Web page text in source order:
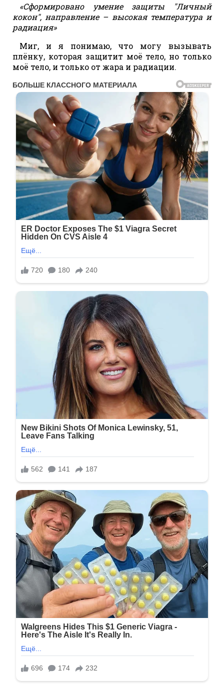
«Сформировано умение защиты "Личный
кокон", направление – высокая температура и
радиация»
Миг, и я понимаю, что могу вызывать
плёнку, которая защитит моё тело, но только
моё тело, и только от жара и радиации.